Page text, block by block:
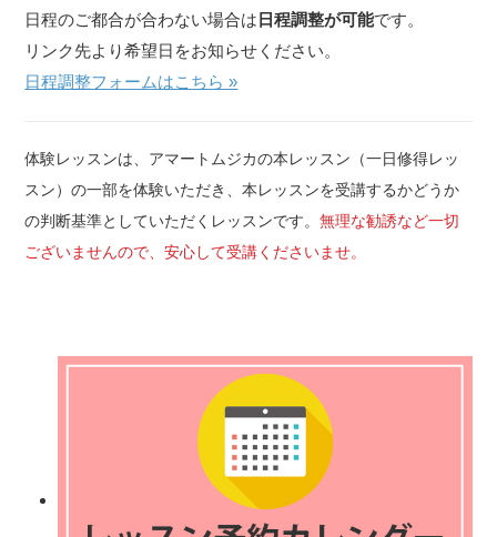
日程のご都合が合わない場合は 日程調整が可能です。
リンク先より希望日をお知らせください。
日程調整フォームはこちら »
体験レッスンは、アマートムジカの本レッスン（一日修得レッ
スン）の一部を体験いただき、本レッスンを受講するかどうか
の判断基準としていただくレッスンです。無理な勧誘など一切
ございませんので、安心して受講くださいませ。